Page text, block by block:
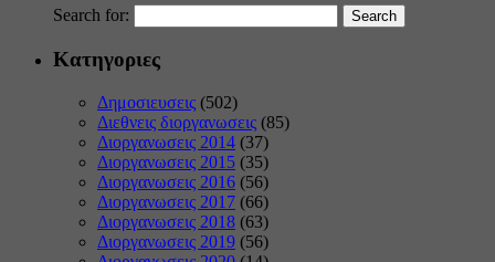
Search for:
Κατηγοριες
Δημοσιευσεις (502)
Διεθνεις διοργανωσεις (85)
Διοργανωσεις 2014 (37)
Διοργανωσεις 2015 (35)
Διοργανωσεις 2016 (56)
Διοργανωσεις 2017 (66)
Διοργανωσεις 2018 (63)
Διοργανωσεις 2019 (56)